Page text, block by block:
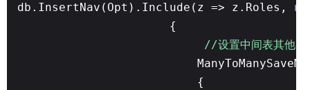
db.InsertNav(Opt).Include(z => z.Roles,
{
//设置中间表其他
{